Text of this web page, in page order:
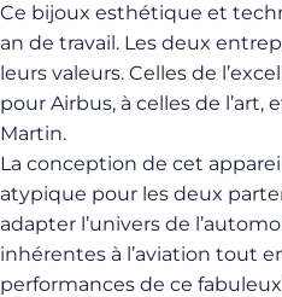
Ce bijoux esthétique et
an de travail. Les deux
leurs valeurs. Celles de
pour Airbus, à celles de
Martin.
La conception de cet
atypique pour les deux
adapter l’univers de
inhérentes à l’aviation tout
performances de ce